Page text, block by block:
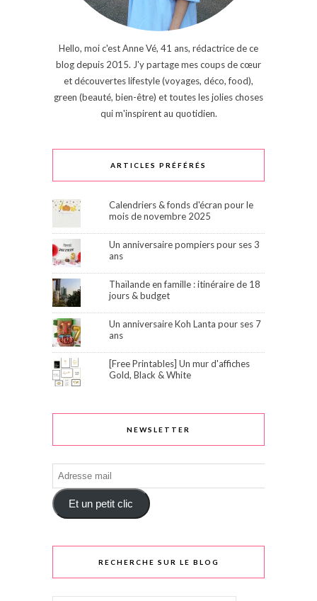
Hello, moi c'est Anne Vé, 41 ans, rédactrice de ce
blog depuis 2015. J'y partage mes coups de cœur
et découvertes lifestyle (voyages, déco, food),
green (beauté, bien-être) et toutes les jolies choses
qui m'inspirent au quotidien.
ARTICLES PRÉFÉRÉS
Calendriers & fonds d'écran pour le
mois de novembre 2025
Un anniversaire pompiers pour ses 3
ans
Thaïlande en famille : itinéraire de 18
jours & budget
Un anniversaire Koh Lanta pour ses 7
ans
[Free Printables] Un mur d'affiches
Gold, Black & White
NEWSLETTER
Adresse
mail
Et un petit clic
RECHERCHE SUR LE BLOG